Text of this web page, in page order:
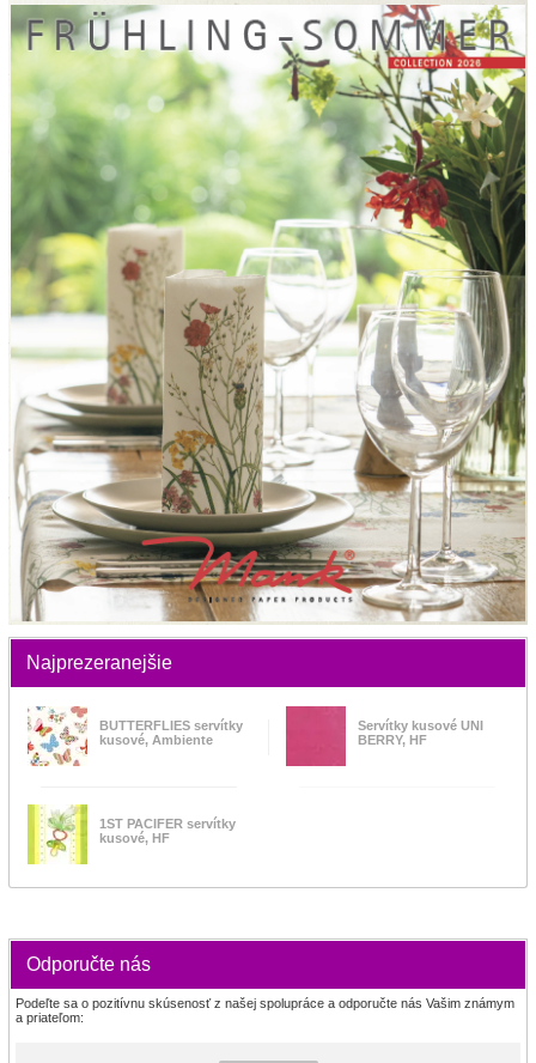
Najprezeranejšie
BUTTERFLIES servítky
kusové, Ambiente
Servítky kusové UNI
BERRY, HF
1ST PACIFER servítky
kusové, HF
Odporučte nás
Podeľte sa o pozitívnu skúsenosť z našej spolupráce a odporučte nás Vašim známym
a priateľom: